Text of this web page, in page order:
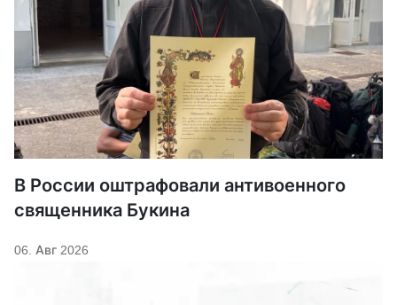
В России оштрафовали антивоенного
священника Букина
06. Авг 2026